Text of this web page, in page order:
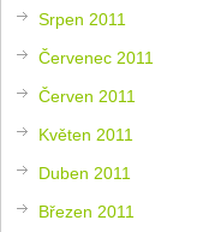
Srpen 2011
Červenec 2011
Červen 2011
Květen 2011
Duben 2011
Březen 2011